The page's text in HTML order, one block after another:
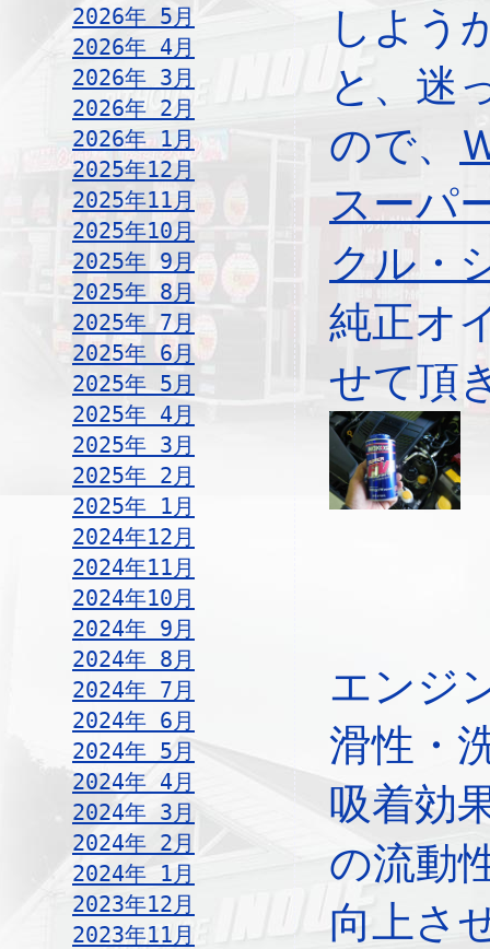
2026年 5月
2026年 4月
2026年 3月
2026年 2月
2026年 1月
2025年12月
2025年11月
2025年10月
2025年 9月
2025年 8月
2025年 7月
2025年 6月
2025年 5月
2025年 4月
2025年 3月
2025年 2月
2025年 1月
2024年12月
2024年11月
2024年10月
2024年 9月
2024年 8月
2024年 7月
2024年 6月
2024年 5月
2024年 4月
2024年 3月
2024年 2月
2024年 1月
2023年12月
2023年11月
しよう
と、迷
ので、
スーパ
クル・
純正オ
せて頂
エンジ
滑性・
吸着効
の流動
向上さ